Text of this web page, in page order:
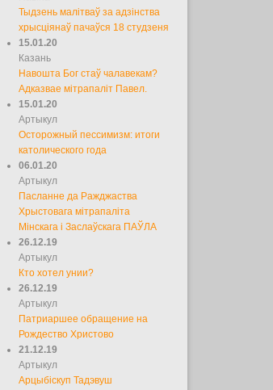
Тыдзень малітваў за адзінства
хрысціянаў пачаўся 18 студзеня
15.01.20
Казань
Навошта Бог стаў чалавекам?
Адказвае мітрапаліт Павел.
15.01.20
Артыкул
Осторожный пессимизм: итоги
католического года
06.01.20
Артыкул
Пасланне да Ражджаства
Хрыстовага мітрапаліта
Мінскага і Заслаўскага ПАЎЛА
26.12.19
Артыкул
Кто хотел унии?
26.12.19
Артыкул
Патриаршее обращение на
Рождество Христово
21.12.19
Артыкул
Арцыбіскуп Тадэвуш